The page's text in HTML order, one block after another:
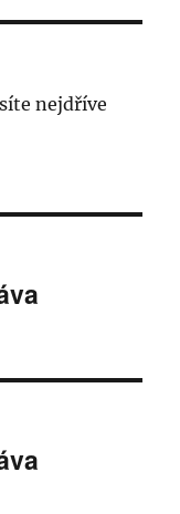
nejdříve